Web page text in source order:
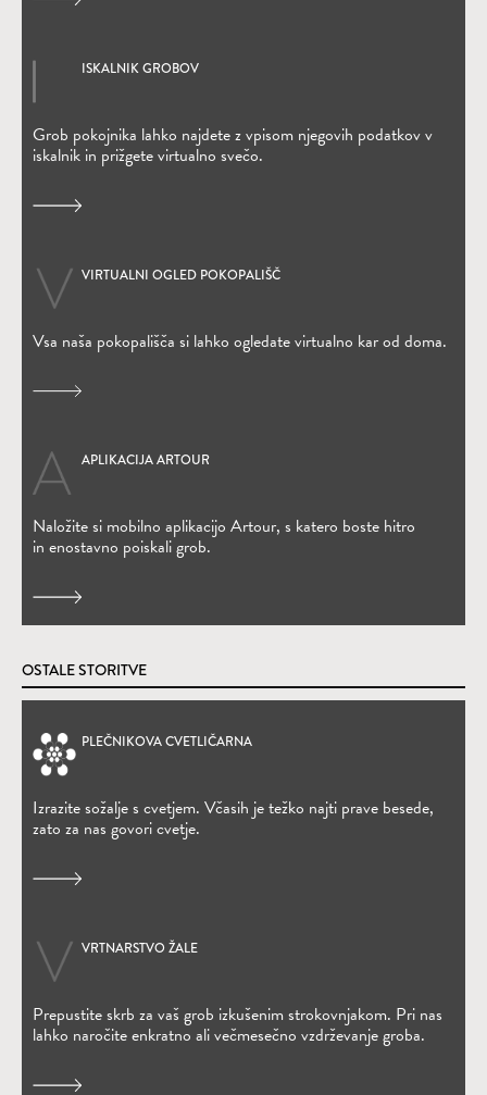
ISKALNIK GROBOV
Grob pokojnika lahko najdete z vpisom njegovih podatkov v
iskalnik in prižgete virtualno svečo.
(Odpre se v novem oknu)
VIRTUALNI OGLED POKOPALIŠČ
Vsa naša pokopališča si lahko ogledate virtualno kar od doma.
APLIKACIJA ARTOUR
Naložite si mobilno aplikacijo Artour, s katero boste hitro
in enostavno poiskali grob.
(Odpre se v novem oknu)
OSTALE STORITVE
PLEČNIKOVA CVETLIČARNA
Izrazite sožalje s cvetjem. Včasih je težko najti prave besede,
zato za nas govori cvetje.
(Odpre se v novem oknu)
VRTNARSTVO ŽALE
Prepustite skrb za vaš grob izkušenim strokovnjakom. Pri nas
lahko naročite enkratno ali večmesečno vzdrževanje groba.